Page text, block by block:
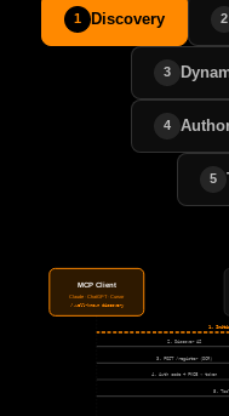
1 Discovery 2
3
4
5
MCP Client
Claude · ChatGPT · Cursor
/.well-known discovery
1. Initial
2. Discover AS
3. POST /register (DCR)
4. Auth code + PKCE → token
5.